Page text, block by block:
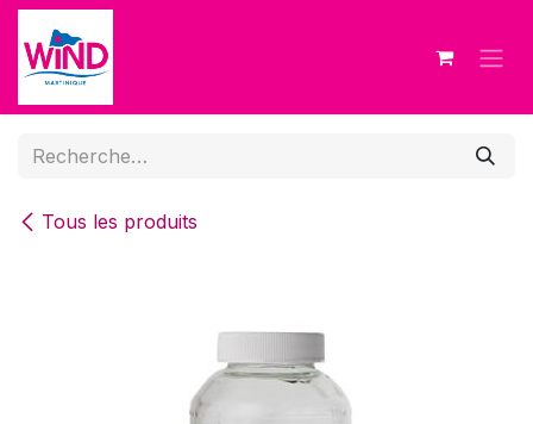
Se rendre au contenu
Tous les produits